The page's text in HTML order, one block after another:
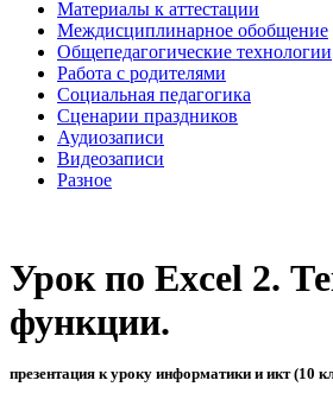
Материалы к аттестации
Междисциплинарное обобщение
Общепедагогические технологии
Работа с родителями
Социальная педагогика
Сценарии праздников
Аудиозаписи
Видеозаписи
Разное
Урок по Excel 2.
функции.
презентация к уроку информатики и икт (10